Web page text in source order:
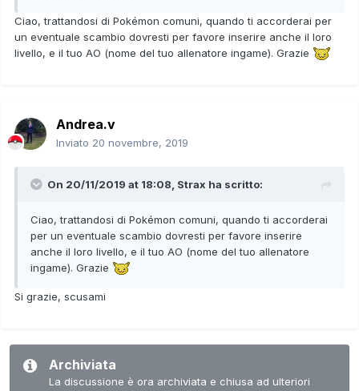
Ciao, trattandosi di Pokémon comuni, quando ti accorderai per
un eventuale scambio dovresti per favore inserire anche il loro
livello, e il tuo AO (nome del tuo allenatore ingame). Grazie
Andrea.v
Inviato 20 novembre, 2019
On 20/11/2019 at 18:08, Strax ha scritto:
Ciao, trattandosi di Pokémon comuni, quando ti accorderai
per un eventuale scambio dovresti per favore inserire
anche il loro livello, e il tuo AO (nome del tuo allenatore
ingame). Grazie
Si grazie, scusami
Archiviata
La discussione è ora archiviata e chiusa ad ulteriori